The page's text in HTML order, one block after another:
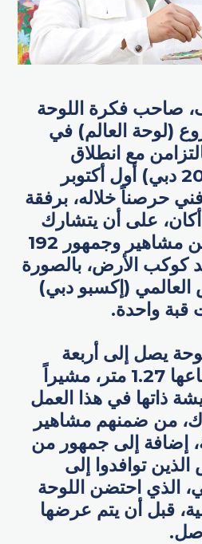
صاحب فكرة اللوحة
(لوحة العالم) في
مع انطلاق
معرض (إكسبو 2020 دبي) أول أكتوبر
حرصناً خلاله، برفقة
أكان، على أن يتشارك
في رسمه 2020 من مشاهير وجمهور 192
كوكب الأرض، بالصورة
العالمي (إكسبو دبي)
قبة واحدة.
يصل إلى أربعة
أمتار، فيما يبلغ ارتفاعها 1.27 متر، مشيراً
ذاتها في هذا العمل
مشارك، من ضمنهم مشاهير
إضافة إلى جمهور من
توافدوا إلى
الذي احتضن اللوحة
قبل أن يتم عرضها